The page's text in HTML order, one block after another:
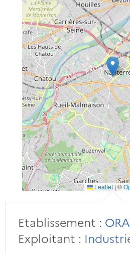
Leaflet|©
Etablissement :
Exploitant :